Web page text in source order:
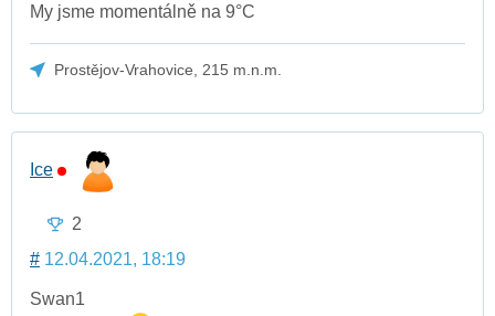
My jsme momentálně na 9°C
Prostějov-Vrahovice, 215 m.n.m.
Ice
2
# 12.04.2021, 18:19
Swan1